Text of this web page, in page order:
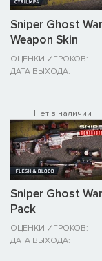
Sniper Ghost
Weapon Skin
ОЦЕНКИ ИГРОКОВ:
ДАТА ВЫХОДА:
Нет в наличии
Sniper Ghost
Pack
ОЦЕНКИ ИГРОКОВ:
ДАТА ВЫХОДА: